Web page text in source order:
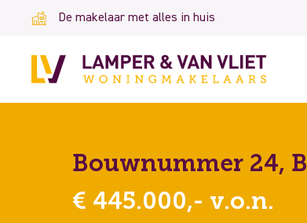
De makelaar met alles in huis
Bouwnummer 24,
€ 445.000,- v.o.n.